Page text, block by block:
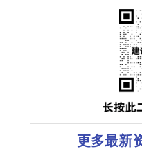
更多最新